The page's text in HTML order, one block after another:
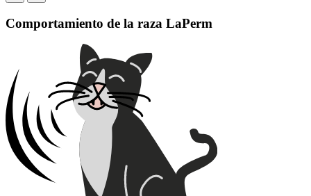
Comportamiento de la raza LaPerm